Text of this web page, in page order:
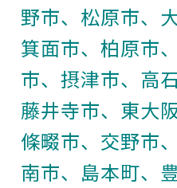
野市、松原市、
箕面市、柏原市
市、摂津市、高
藤井寺市、東大
條畷市、交野市
南市、島本町、